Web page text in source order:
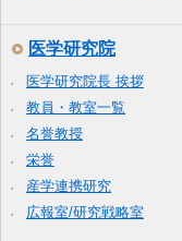
医学研究院
医学研究院長 挨拶
教員・教室一覧
名誉教授
栄誉
産学連携研究
広報室/研究戦略室